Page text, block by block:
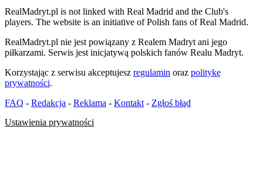
RealMadryt.pl is not linked with Real Madrid and the Club's
players. The website is an initiative of Polish fans of Real Madrid.
RealMadryt.pl nie jest powiązany z Realem Madryt ani jego
piłkarzami. Serwis jest inicjatywą polskich fanów Realu Madryt.
Korzystając z serwisu akceptujesz regulamin oraz politykę
prywatności.
FAQ - Redakcja - Reklama - Kontakt - Zgłoś błąd
Ustawienia prywatności